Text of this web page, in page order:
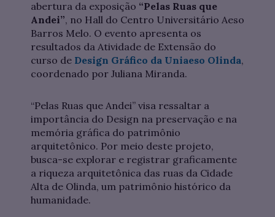
abertura da exposição “Pelas Ruas que
Andei”, no Hall do Centro Universitário Aeso
Barros Melo. O evento apresenta os
resultados da Atividade de Extensão do
curso de Design Gráfico da Uniaeso Olinda,
coordenado por Juliana Miranda.
“Pelas Ruas que Andei” visa ressaltar a
importância do Design na preservação e na
memória gráfica do patrimônio
arquitetônico. Por meio deste projeto,
busca-se explorar e registrar graficamente
a riqueza arquitetônica das ruas da Cidade
Alta de Olinda, um patrimônio histórico da
humanidade.